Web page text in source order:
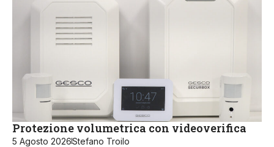
Protezione volumetrica con videoverifica
5 Agosto 2026Stefano Troilo